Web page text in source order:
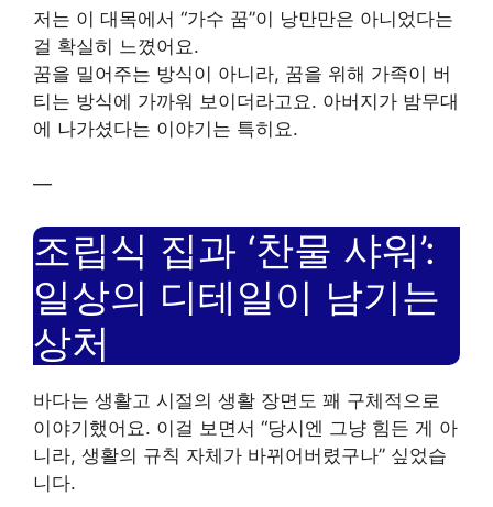
저는 이 대목에서 “가수 꿈”이 낭만만은 아니었다는
걸 확실히 느꼈어요.
꿈을 밀어주는 방식이 아니라, 꿈을 위해 가족이 버
티는 방식에 가까워 보이더라고요. 아버지가 밤무대
에 나가셨다는 이야기는 특히요.
—
조립식 집과 ‘찬물 샤워’:
일상의 디테일이 남기는
상처
바다는 생활고 시절의 생활 장면도 꽤 구체적으로
이야기했어요. 이걸 보면서 “당시엔 그냥 힘든 게 아
니라, 생활의 규칙 자체가 바뀌어버렸구나” 싶었습
니다.